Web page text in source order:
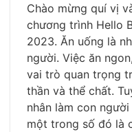
Chào mừng quí vị
chương trình Hello
2023. Ăn uống là
người. Việc ăn
vai trò quan trọng
thần và thể chất.
nhân làm con
một trong số đó là